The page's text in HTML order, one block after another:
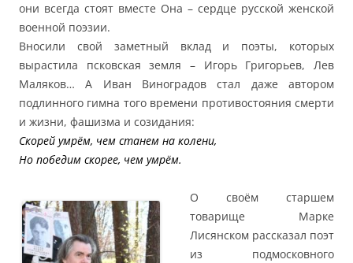
они всегда стоят вместе Она – сердце русской женской
военной поэзии.
Вносили свой заметный вклад и поэты, которых
вырастила псковская земля – Игорь Григорьев, Лев
Маляков… А Иван Виноградов стал даже автором
подлинного гимна того времени противостояния смерти
и жизни, фашизма и созидания:
Скорей умрём, чем станем на колени,
Но победим скорее, чем умрём.
О своём старшем
товарище Марке
Лисянском рассказал поэт
из подмосковного